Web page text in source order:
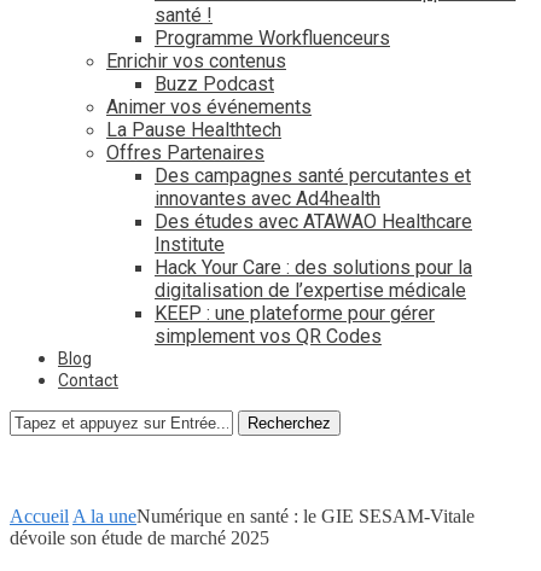
santé !
Programme Workfluenceurs
Enrichir vos contenus
Buzz Podcast
Animer vos événements
La Pause Healthtech
Offres Partenaires
Des campagnes santé percutantes et
innovantes avec Ad4health
Des études avec ATAWAO Healthcare
Institute
Hack Your Care : des solutions pour la
digitalisation de l’expertise médicale
KEEP : une plateforme pour gérer
simplement vos QR Codes
Blog
Contact
Recherchez
Accueil A la uneNumérique en santé : le GIE SESAM-Vitale
dévoile son étude de marché 2025